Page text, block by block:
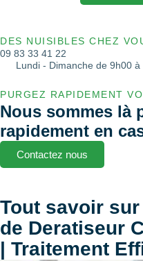
DES NUISIBLES CHEZ
09 83 33 41 22
Lundi - Dimanche de 9h00 à
PURGEZ RAPIDEMENT
Nous sommes là
rapidement en
Contactez nous
Tout savoir
de Deratiseur
| Traitement